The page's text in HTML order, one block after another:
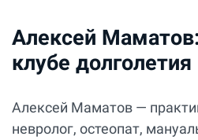
Алексей
клубе долголетия
Алексей Маматов —
невролог, остеопат,